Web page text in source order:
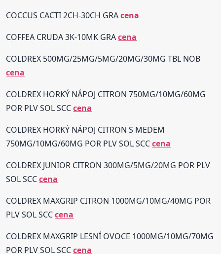
COCCUS CACTI 2CH-30CH GRAcena
COFFEA CRUDA 3K-10MK GRAcena
COLDREX 500MG/25MG/5MG/20MG/30MG TBL NOB
cena
COLDREX HORKÝ NÁPOJ CITRON 750MG/10MG/60MG
POR PLV SOL SCCcena
COLDREX HORKÝ NÁPOJ CITRON S MEDEM
750MG/10MG/60MG POR PLV SOL SCCcena
COLDREX JUNIOR CITRON 300MG/5MG/20MG POR PLV
SOL SCCcena
COLDREX MAXGRIP CITRON 1000MG/10MG/40MG POR
PLV SOL SCCcena
COLDREX MAXGRIP LESNÍ OVOCE 1000MG/10MG/70MG
POR PLV SOL SCCcena